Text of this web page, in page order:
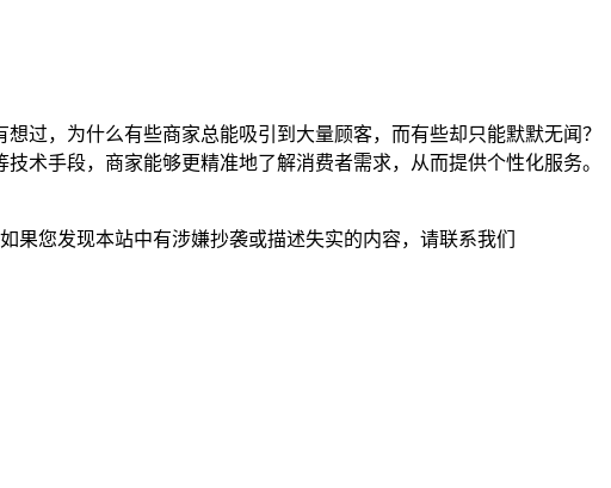
过，为什么有些商家总能吸引到大量顾客，而有些却只能默默无闻？
术手段，商家能够更精准地了解消费者需求，从而提供个性化服务。
您发现本站中有涉嫌抄袭或描述失实的内容，请联系我们